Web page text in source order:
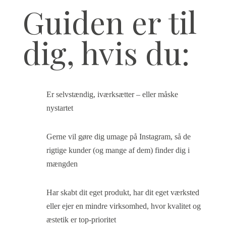
Guiden er til
dig, hvis du:
Er selvstændig, iværksætter – eller måske
nystartet
Gerne vil gøre dig umage på Instagram, så de
rigtige kunder (og mange af dem) finder dig i
mængden
Har skabt dit eget produkt, har dit eget værksted
eller ejer en mindre virksomhed, hvor kvalitet og
æstetik er top-prioritet